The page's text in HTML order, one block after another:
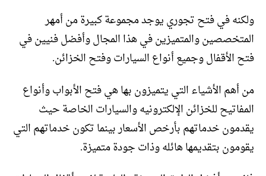
ولكنه في فتح تجوري يوجد مجموعة كبيرة من أمهر
المتخصصين والمتميزين في هذا المجال وأفضل فنيين في
فتح الأقفال وجميع أنواع السيارات وفتح الخزائن.
من أهم الأشياء التي يتميزون بها هي فتح الأبواب وأنواع
المفاتيح للخزائن الإلكترونيه والسيارات الخاصة حيث
يقدمون خدماتهم بأرخص الأسعار بينما تكون خدماتهم التي
يقومون بتقديمها هائله وذات جودة متميزة.